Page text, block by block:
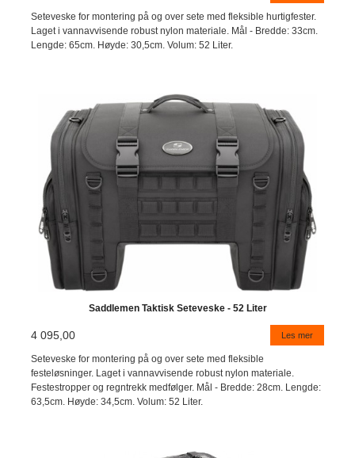
Seteveske for montering på og over sete med fleksible hurtigfester.
Laget i vannavvisende robust nylon materiale. Mål - Bredde: 33cm.
Lengde: 65cm. Høyde: 30,5cm. Volum: 52 Liter.
Saddlemen Taktisk Seteveske - 52 Liter
4 095,00 Les mer
Seteveske for montering på og over sete med fleksible
festeløsninger. Laget i vannavvisende robust nylon materiale.
Festestropper og regntrekk medfølger. Mål - Bredde: 28cm. Lengde:
63,5cm. Høyde: 34,5cm. Volum: 52 Liter.